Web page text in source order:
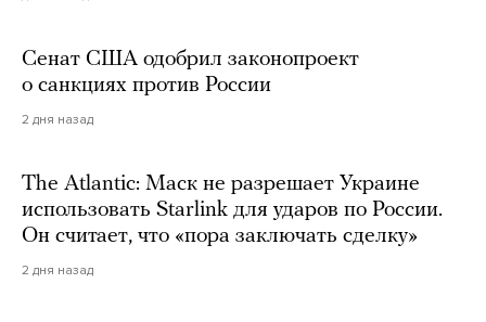
Сенат США одобрил законопроект
о санкциях против России
2 дня назад
The Atlantic: Маск не разрешает Украине
использовать Starlink для ударов по России.
Он считает, что «пора заключать сделку»
2 дня назад